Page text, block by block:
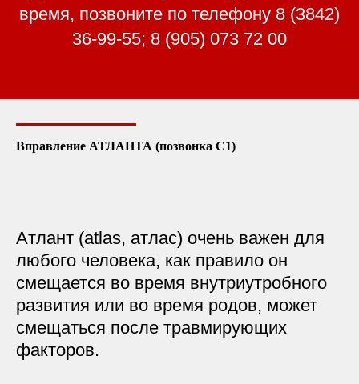
время, позвоните по телефону 8 (3842)
36-99-55; 8 (905) 073 72 00
Вправление АТЛАНТА (позвонка С1)
Атлант (atlas, атлас) очень важен для
любого человека, как правило он
смещается во время внутриутробного
развития или во время родов, может
смещаться после травмирующих
факторов.